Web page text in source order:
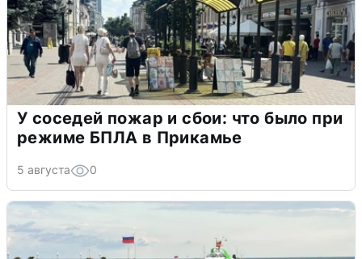
У соседей пожар и сбои: что было при
режиме БПЛА в Прикамье
5 августа 0